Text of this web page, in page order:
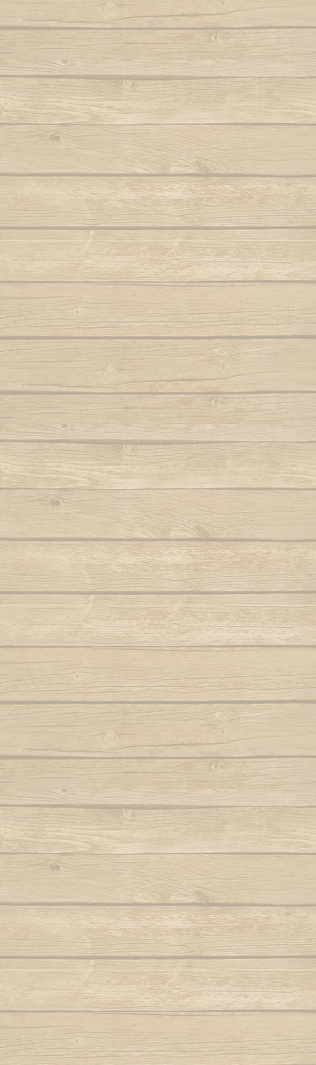
Autor : Formado Cigano
Capoeira de Angola
Autor : Mestre Charm
Capoeira de verdade
Autor : Professor Fanho (Capoeira Brasil)
Capoeira é Beleza
Autor : Mestre Matias
Capoeirando
Autor : Mestre Espirrinho
Catarina, meu amor
Autor : Mestre Mão Branca
Cor de misterio
Autor : Mestre Mão Branca (Capoeira
Gerais)
Cordão de ouro é Besouro Manganga
Autor : Mestre Mão Branca
Dendê
Dende mare
Dona Maria como vai você
E caminhador
Autor : Mestre Ramos (Senzala)
E da nossa cor
E e e Viola
Autor : Mestre Kim
E hoje tem capoeira
Autor : Mestre Camisa (Abada)
E la la eh la eh la
Autor : Mestre Esquilo
E marinheiro
Autor : Fala Mansa (Capoeira Abada)
Eh Bahia
Autor : Mestre Boneco Canta
Ela e linda a Capoeira
Autor : Mestre Capu
Ela te chama (Capoeira vem)
Autor : Contra-Mestre Chicão
Eu acabei de chegar trazendo dendê
Eu quero voltar
Autor : Faisca (Grupo Candeias)
Eu vou tambem, eu vou pro mar
Autor : Lagarto (Grupo Camangula)
Familia de ouro
Autor : Mestre Chicote (Cordão de Ouro
Paris)
Folha seca
Hoje eu tava pensando em casa
Autor : Professor Pretinho
Hoje me leva o coração pra Bahia
Autor : Graduado Voador (Capoeira Nagô)
Quando meu
Que
Quem
Autor :
Quem
Autor :
Rainha do
Autor :
Samba
Saudade
Autor : Boa
Autor : Mestre
Se
Mestre
Ser
Autor :
Autor :
Sou
Sou
Autor : Mestre
Tin tin
Autor : Mestre
Vou no
Regardes le "aù" et
Technique de
Le léger coup de tête
Technique de
La régionale habile,
Technique de